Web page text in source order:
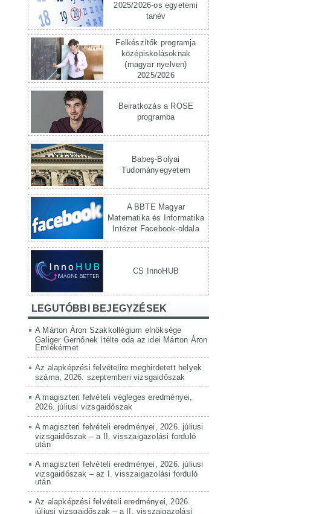
2025/2026-os egyetemi
tanév
Felkészítők programja
középiskolásoknak
(magyar nyelven)
2025/2026
Beiratkozás a ROSE
programba
Babeş-Bolyai
Tudományegyetem
A BBTE Magyar
Matematika és Informatika
Intézet Facebook-oldala
CS InnoHUB
LEGUTÓBBI BEJEGYZÉSEK
A Márton Áron Szakkollégium elnöksége
Galiger Gernőnek ítélte oda az idei Márton Áron
Emlékérmet
Az alapképzési felvételire meghirdetett helyek
száma, 2026. szeptemberi vizsgaidőszak
A magiszteri felvételi végleges eredményei,
2026. júliusi vizsgaidőszak
A magiszteri felvételi eredményei, 2026. júliusi
vizsgaidőszak – a II. visszaigazolási forduló
után
A magiszteri felvételi eredményei, 2026. júliusi
vizsgaidőszak – az I. visszaigazolási forduló
után
Az alapképzési felvételi eredményei, 2026.
júliusi vizsgaidőszak – a II. visszaigazolási